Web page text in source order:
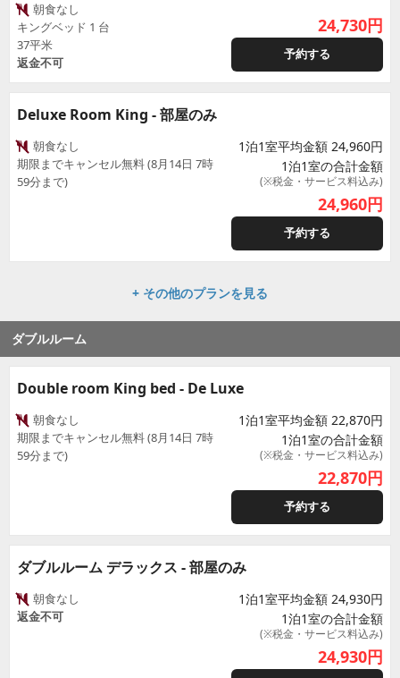
朝食なし
キングベッド 1 台
37平米
返金不可
24,730円
予約する
Deluxe Room King - 部屋のみ
朝食なし
期限までキャンセル無料 (8月14日 7時
59分まで)
1泊1室平均金額 24,960円
1泊1室の合計金額
(※税金・サービス料込み)
24,960円
予約する
+ その他のプランを見る
ダブルルーム
Double room King bed - De Luxe
朝食なし
期限までキャンセル無料 (8月14日 7時
59分まで)
1泊1室平均金額 22,870円
1泊1室の合計金額
(※税金・サービス料込み)
22,870円
予約する
ダブルルーム デラックス - 部屋のみ
朝食なし
返金不可
1泊1室平均金額 24,930円
1泊1室の合計金額
(※税金・サービス料込み)
24,930円